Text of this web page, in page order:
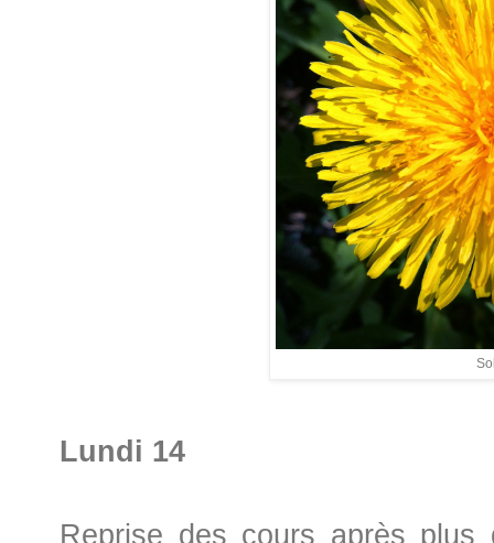
Lundi 14
Reprise des cours après plus